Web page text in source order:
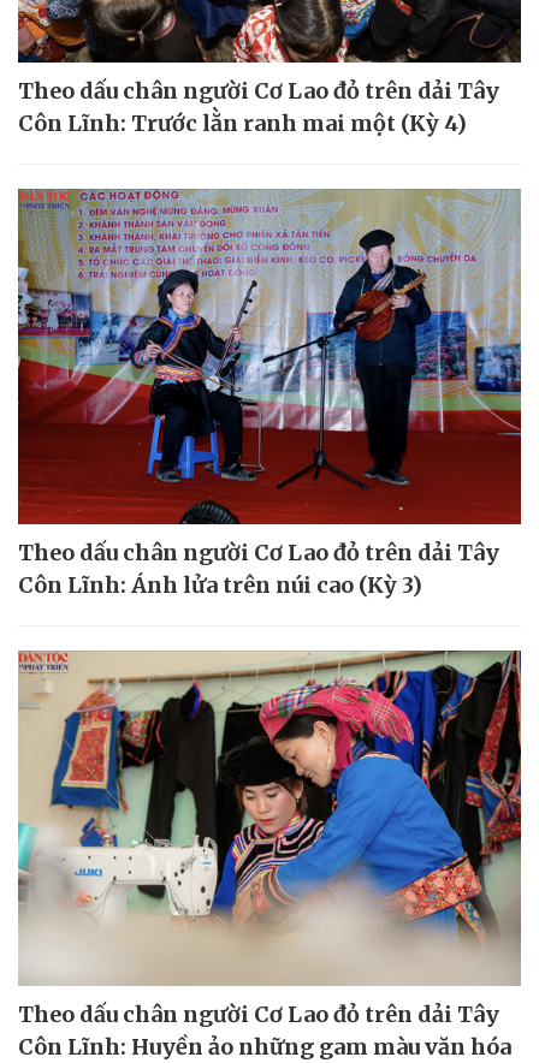
Theo dấu chân người Cơ Lao đỏ trên dải Tây
Côn Lĩnh: Trước lằn ranh mai một (Kỳ 4)
Theo dấu chân người Cơ Lao đỏ trên dải Tây
Côn Lĩnh: Ánh lửa trên núi cao (Kỳ 3)
Theo dấu chân người Cơ Lao đỏ trên dải Tây
Côn Lĩnh: Huyền ảo những gam màu văn hóa